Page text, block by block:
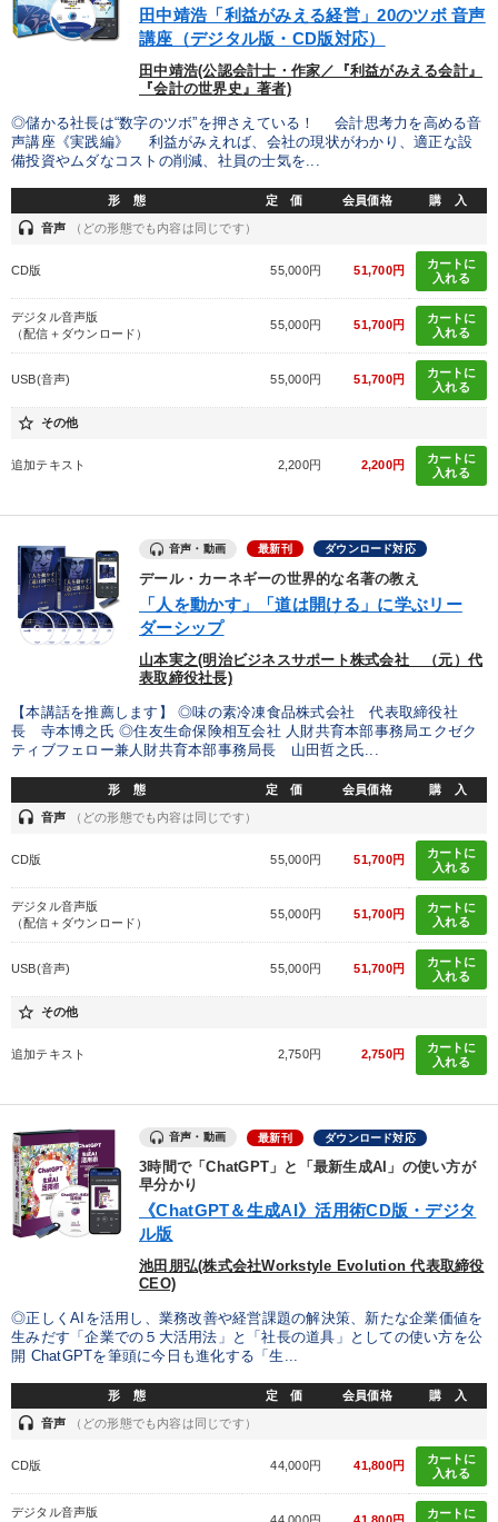
田中靖浩「利益がみえる経営」20のツボ 音声
講座（デジタル版・CD版対応）
田中靖浩(公認会計士・作家／『利益がみえる会計』
『会計の世界史』著者)
◎儲かる社長は“数字のツボ”を押さえている！ 会計思考力を高める音
声講座《実践編》 利益がみえれば、会社の現状がわかり、適正な設
備投資やムダなコストの削減、社員の士気を...
形 態 定 価 会員価格 購 入
headset 音声 （どの形態でも内容は同じです）
CD版 55,000円 51,700円
カートに
入れる
デジタル音声版
（配信＋ダウンロード）
55,000円 51,700円
カートに
入れる
USB(音声) 55,000円 51,700円
カートに
入れる
star_border その他
追加テキスト 2,200円 2,200円
カートに
入れる
音声・動画 最新刊 ダウンロード対応
デール・カーネギーの世界的な名著の教え
「人を動かす」「道は開ける」に学ぶリー
ダーシップ
山本実之(明治ビジネスサポート株式会社 （元）代
表取締役社長)
【本講話を推薦します】 ◎味の素冷凍食品株式会社 代表取締役社
長 寺本博之氏 ◎住友生命保険相互会社 人財共育本部事務局エクゼク
ティブフェロー兼人財共育本部事務局長 山田哲之氏...
形 態 定 価 会員価格 購 入
headset 音声 （どの形態でも内容は同じです）
CD版 55,000円 51,700円
カートに
入れる
デジタル音声版
（配信＋ダウンロード）
55,000円 51,700円
カートに
入れる
USB(音声) 55,000円 51,700円
カートに
入れる
star_border その他
追加テキスト 2,750円 2,750円
カートに
入れる
音声・動画 最新刊 ダウンロード対応
3時間で「ChatGPT」と「最新生成AI」の使い方が
早分かり
《ChatGPT＆生成AI》活用術CD版・デジタ
ル版
池田朋弘(株式会社Workstyle Evolution 代表取締役
CEO)
◎正しくAIを活用し、業務改善や経営課題の解決策、新たな企業価値を
生みだす「企業での５大活用法」と「社長の道具」としての使い方を公
開 ChatGPTを筆頭に今日も進化する「生...
形 態 定 価 会員価格 購 入
headset 音声 （どの形態でも内容は同じです）
CD版 44,000円 41,800円
カートに
入れる
デジタル音声版
カートに